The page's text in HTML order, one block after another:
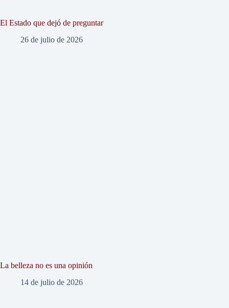
El Estado que dejó de preguntar
26 de julio de 2026
La belleza no es una opinión
14 de julio de 2026